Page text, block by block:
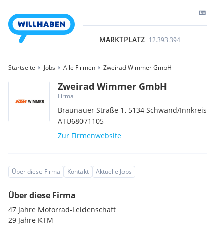
MARKTPLATZ 12.393.394
Startseite Jobs Alle Firmen Zweirad Wimmer GmbH
Zweirad Wimmer GmbH
Firma
Braunauer Straße 1, 5134Schwand/Innkreis
ATU68071105
Zur Firmenwebsite
Über diese Firma Kontakt Aktuelle Jobs
Über diese Firma
47 Jahre Motorrad-Leidenschaft
29 Jahre KTM